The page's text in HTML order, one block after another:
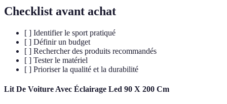
Checklist avant achat
[ ] Identifier le sport pratiqué
[ ] Définir un budget
[ ] Rechercher des produits recommandés
[ ] Tester le matériel
[ ] Prioriser la qualité et la durabilité
Lit De Voiture Avec Éclairage Led 90 X 200 Cm